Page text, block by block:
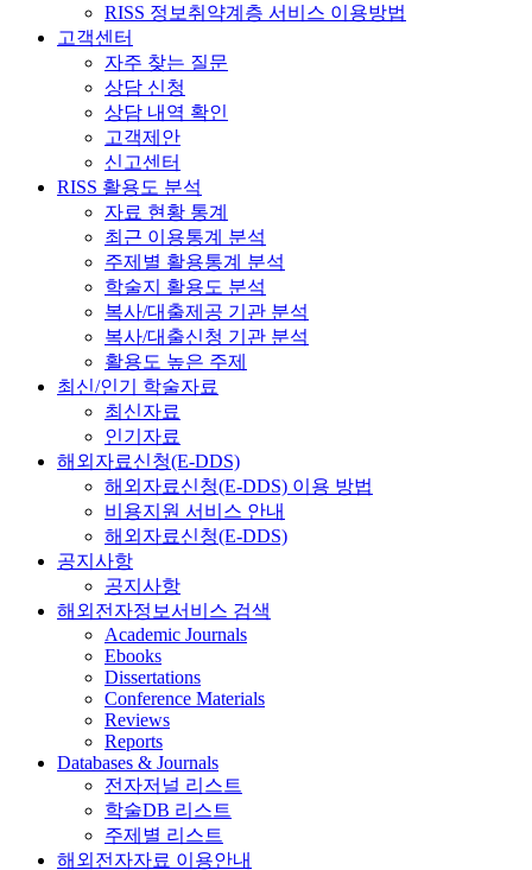
RISS 정보취약계층 서비스 이용방법
고객센터
자주 찾는 질문
상담 신청
상담 내역 확인
고객제안
신고센터
RISS 활용도 분석
자료 현황 통계
최근 이용통계 분석
주제별 활용통계 분석
학술지 활용도 분석
복사/대출제공 기관 분석
복사/대출신청 기관 분석
활용도 높은 주제
최신/인기 학술자료
최신자료
인기자료
해외자료신청(E-DDS)
해외자료신청(E-DDS) 이용 방법
비용지원 서비스 안내
해외자료신청(E-DDS)
공지사항
공지사항
해외전자정보서비스 검색
Academic Journals
Ebooks
Dissertations
Conference Materials
Reviews
Reports
Databases & Journals
전자저널 리스트
학술DB 리스트
주제별 리스트
해외전자자료 이용안내